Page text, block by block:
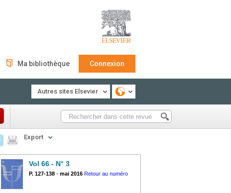
Ma bibliothèque Connexion
Autres sites Elsevier
Export
Vol 66 - N° 3
P. 127-138 - mai 2016 Retour au numéro